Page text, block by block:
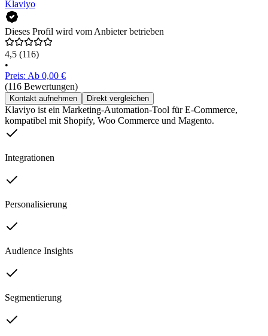
Klaviyo
Dieses Profil wird vom Anbieter betrieben
4,5 (116)
•
Preis: Ab 0,00 €
(116 Bewertungen)
Kontakt aufnehmen Direkt vergleichen
Klaviyo ist ein Marketing-Automation-Tool für E-Commerce,
kompatibel mit Shopify, Woo Commerce und Magento.
Integrationen
Personalisierung
Audience Insights
Segmentierung